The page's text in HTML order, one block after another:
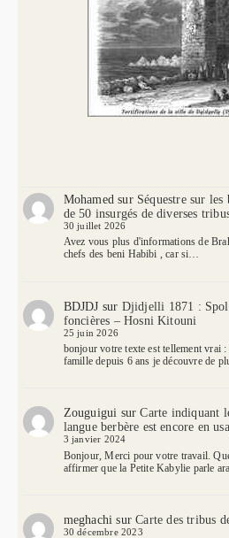
Mohamedsur Séquestre sur
de 50 insurgés de diverses
30 juillet 2026
Avez vous plus d'informations de
chefs des beni Habibi , car si…
BDJDJ sur Djidjelli 1871 :
foncières – Hosni Kitouni
25 juin 2026
bonjour votre texte est tellement vrai
famille depuis 6 ans je découvre de
Zouguigui surCarte indiquant
langue berbère est encore en
3 janvier 2024
Bonjour, Merci pour votre travail.
affirmer que la Petite Kabylie parle
meghachi surCarte des tribus
30 décembre 2023